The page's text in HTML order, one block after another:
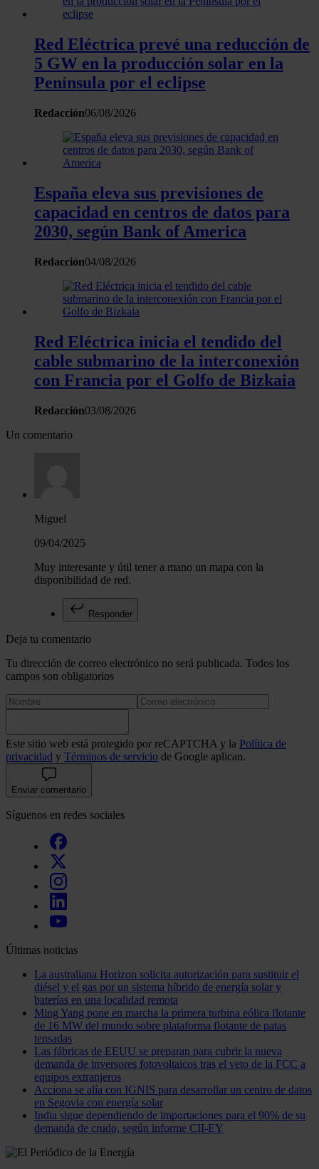
momento en la Declaración de cookies.
Las cookies de este sitio web se usan para personalizar el
contenido y los anuncios, ofrecer funciones de redes
analizar el tráfico. Además, compartimos información sobre
sociales, publicidad y análisis web, quienes pueden
con otra información que les haya proporcionado o que
recopilado a partir del uso que haya hecho de sus servicios.
Red Eléctrica prevé una reducción de
5 GW en la producción solar en la
Península por el eclipse
Redacción06/08/2026
España eleva sus previsiones de
capacidad en centros de datos para
2030, según Bank of America
Redacción04/08/2026
Red Eléctrica inicia el tendido del
cable submarino de la interconexión
con Francia por el Golfo de Bizkaia
Redacción03/08/2026
Un comentario
Miguel
09/04/2025
Muy interesante y útil tener a mano un mapa con la
disponibilidad de red.
Responder
Deja tu comentario
Tu dirección de correo electrónico no será publicada. Todos los
campos son obligatorios
Este sitio web está protegido por reCAPTCHA y la Política de
privacidad y Términos de servicio de Google aplican.
Enviar comentario
Síguenos en redes sociales
Últimas noticias
La australiana Horizon solicita autorización para sustituir el
diésel y el gas por un sistema híbrido de energía solar y
baterías en una localidad remota
Ming Yang pone en marcha la primera turbina eólica flotante
de 16 MW del mundo sobre plataforma flotante de patas
tensadas
Las fábricas de EEUU se preparan para cubrir la nueva
demanda de inversores fotovoltaicos tras el veto de la FCC a
equipos extranjeros
Acciona se alía con IGNIS para desarrollar un centro de datos
en Segovia con energía solar
India sigue dependiendo de importaciones para el 90% de su
demanda de crudo, según informe CII-EY